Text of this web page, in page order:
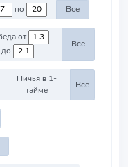
по Все
Победа от
до
Все
Ничья в 1-
тайме
Все